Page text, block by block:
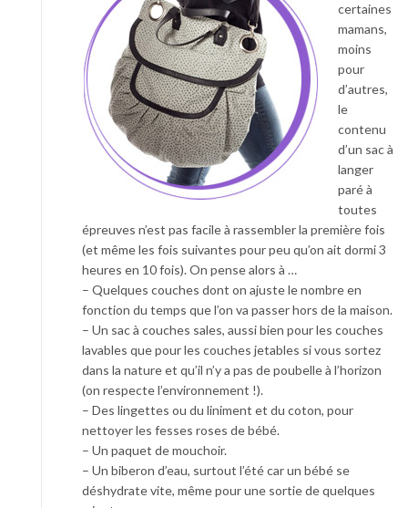
certaines
mamans,
moins
pour
d’autres,
le
contenu
d’un sac à
langer
paré à
toutes
épreuves n’est pas facile à rassembler la première fois
(et même les fois suivantes pour peu qu’on ait dormi 3
heures en 10 fois). On pense alors à …
– Quelques couches dont on ajuste le nombre en
fonction du temps que l’on va passer hors de la maison.
– Un sac à couches sales, aussi bien pour les couches
lavables que pour les couches jetables si vous sortez
dans la nature et qu’il n’y a pas de poubelle à l’horizon
(on respecte l’environnement !).
– Des lingettes ou du liniment et du coton, pour
nettoyer les fesses roses de bébé.
– Un paquet de mouchoir.
– Un biberon d’eau, surtout l’été car un bébé se
déshydrate vite, même pour une sortie de quelques